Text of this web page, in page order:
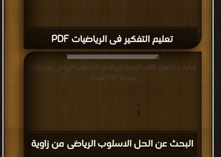
تعليم التفكير فى الرياضيات PDF
البحث عن الحل الاسلوب الرياضى من زاوية
قراءة و تحميل كتاب البحث عن الحل الاسلوب الرياضى من زاوية
جديدة PDF مجانا